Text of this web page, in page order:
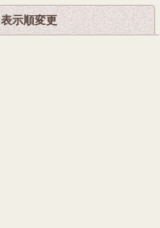
表示順変更 閉じる